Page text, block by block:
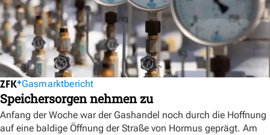
Gasmarktbericht
Speichersorgen nehmen zu
Anfang der Woche war der Gashandel noch durch die Hoffnung
auf eine baldige Öffnung der Straße von Hormus geprägt. Am